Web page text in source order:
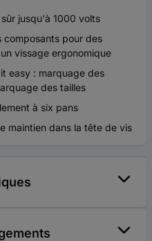
jusqu'à 1000 volts
composants pour des
vissage ergonomique
easy : marquage des
des tailles
à six pans
maintien dans la tête de vis